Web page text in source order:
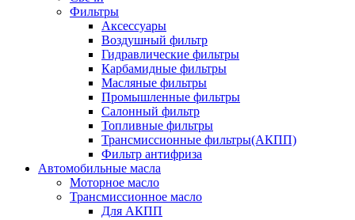
Фильтры
Аксессуары
Воздушный фильтр
Гидравлические фильтры
Карбамидные фильтры
Масляные фильтры
Промышленные фильтры
Салонный фильтр
Топливные фильтры
Трансмиссионные фильтры(АКПП)
Фильтр антифриза
Автомобильные масла
Моторное масло
Трансмиссионное масло
Для АКПП